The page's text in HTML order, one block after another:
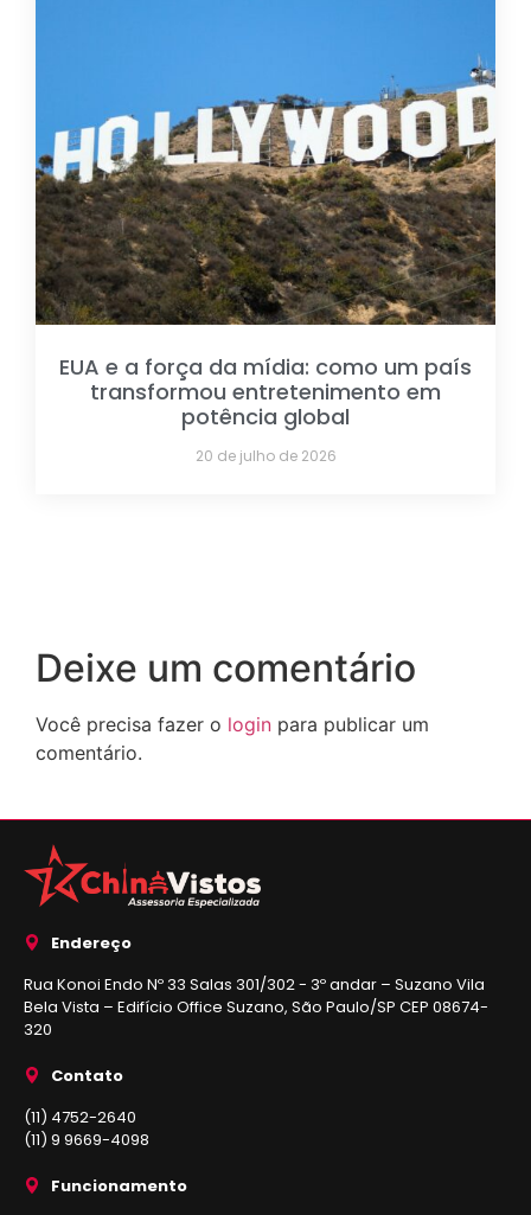
EUA e a força da mídia: como um país
transformou entretenimento em
potência global
20 de julho de 2026
Deixe um comentário
Você precisa fazer o login para publicar um
comentário.
Endereço
Rua Konoi Endo Nº 33 Salas 301/302 - 3º andar – Suzano Vila
Bela Vista – Edifício Office Suzano, São Paulo/SP CEP 08674-
320
Contato
(11) 4752-2640
(11) 9 9669-4098
Funcionamento